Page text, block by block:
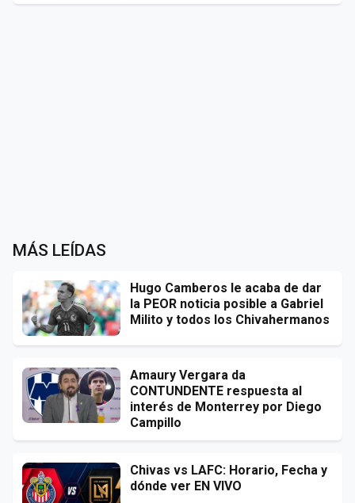
MÁS LEÍDAS
Hugo Camberos le acaba de dar
la PEOR noticia posible a Gabriel
Milito y todos los Chivahermanos
Amaury Vergara da
CONTUNDENTE respuesta al
interés de Monterrey por Diego
Campillo
Chivas vs LAFC: Horario, Fecha y
dónde ver EN VIVO